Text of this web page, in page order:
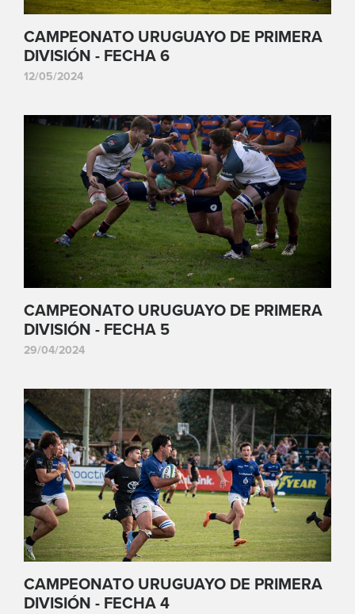
CAMPEONATO URUGUAYO DE PRIMERA
DIVISIÓN - FECHA 6
12/05/2024
CAMPEONATO URUGUAYO DE PRIMERA
DIVISIÓN - FECHA 5
29/04/2024
CAMPEONATO URUGUAYO DE PRIMERA
DIVISIÓN - FECHA 4